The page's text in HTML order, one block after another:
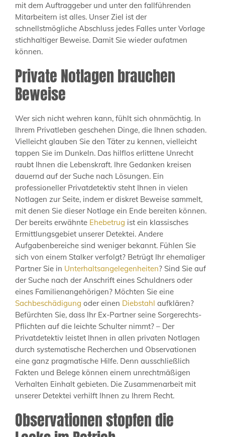
mit dem Auftraggeber und unter den fallführenden
Mitarbeitern ist alles. Unser Ziel ist der
schnellstmögliche Abschluss jedes Falles unter Vorlage
stichhaltiger Beweise. Damit Sie wieder aufatmen
können.
Private Notlagen brauchen
Beweise
Wer sich nicht wehren kann, fühlt sich ohnmächtig. In
Ihrem Privatleben geschehen Dinge, die Ihnen schaden.
Vielleicht glauben Sie den Täter zu kennen, vielleicht
tappen Sie im Dunkeln. Das hilflos erlittene Unrecht
raubt Ihnen die Lebenskraft. Ihre Gedanken kreisen
dauernd auf der Suche nach Lösungen. Ein
professioneller Privatdetektiv steht Ihnen in vielen
Notlagen zur Seite, indem er diskret Beweise sammelt,
mit denen Sie dieser Notlage ein Ende bereiten können.
Der bereits erwähnte Ehebetrug ist ein klassisches
Ermittlungsgebiet unserer Detektei. Andere
Aufgabenbereiche sind weniger bekannt. Fühlen Sie
sich von einem Stalker verfolgt? Betrügt Ihr ehemaliger
Partner Sie in Unterhaltsangelegenheiten? Sind Sie auf
der Suche nach der Anschrift eines Schuldners oder
eines Familienangehörigen? Möchten Sie eine
Sachbeschädigung oder einen Diebstahl aufklären?
Befürchten Sie, dass Ihr Ex-Partner seine Sorgerechts-
Pflichten auf die leichte Schulter nimmt? – Der
Privatdetektiv leistet Ihnen in allen privaten Notlagen
durch systematische Recherchen und Observationen
eine ganz pragmatische Hilfe. Denn ausschließlich
Fakten und Belege können einem unrechtmäßigen
Verhalten Einhalt gebieten. Die Zusammenarbeit mit
unserer Detektei verhilft Ihnen zu Ihrem Recht.
Observationen stopfen die